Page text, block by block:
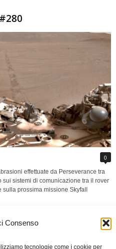
Consenso
tecnologie come i cookie per
0
effettuate da Perseverance tra
sistemi di comunicazione tra il rover
prossima missione Skyfall